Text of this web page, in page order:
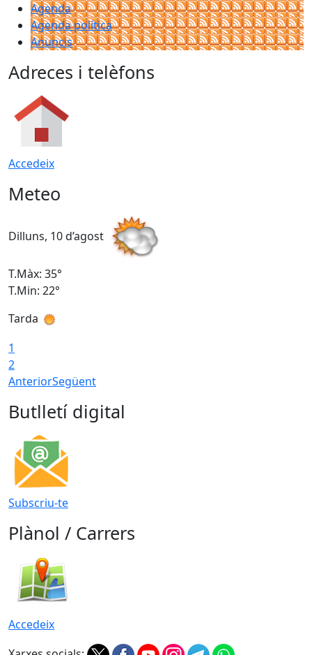
Agenda
Agenda política
Anuncis
Adreces i telèfons
Accedeix
Meteo
Dilluns, 10 d’agost
T.Màx: 35°
T.Min: 22°
Tarda
1
2
AnteriorSegüent
Butlletí digital
Subscriu-te
Plànol / Carrers
Accedeix